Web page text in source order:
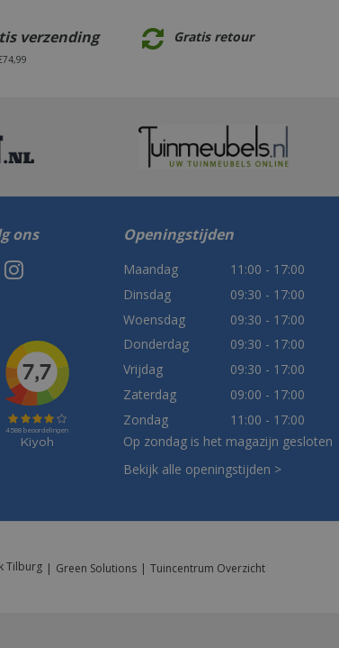
verzending Gratis retour
ons Openingstijden
Maandag
11:00 - 17:00
Dinsdag
09:30 - 17:00
Woensdag
09:30 - 17:00
Donderdag
09:30 - 17:00
Vrijdag
09:30 - 17:00
Zaterdag
09:00 - 17:00
Zondag
11:00 - 17:00
Op zondag is het magazijn gesloten
Bekijk alle openingstijden >
Tilburg Green Solutions Tuincentrum Overzicht